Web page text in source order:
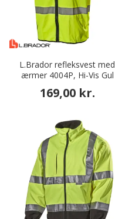
L.Brador refleksvest med
ærmer 4004P, Hi-Vis Gul
169,00 kr.